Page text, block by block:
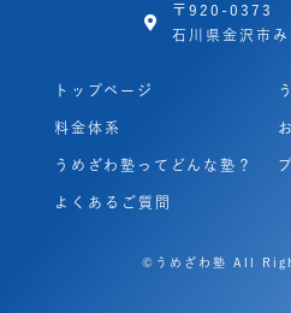
〒920-0373
石川県金沢市
トップページ
料金体系
うめざわ塾ってどんな塾？
よくあるご質問
©うめざわ塾 All